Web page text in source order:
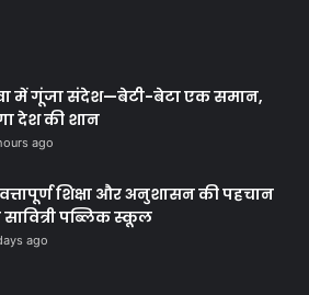
में गूंजा संदेश—बेटी-बेटा एक समान,
देश की शान
ago
शिक्षा और अनुशासन की पहचान
पब्लिक स्कूल
ago